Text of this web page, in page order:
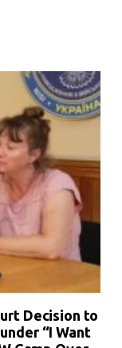
Decision to
“I Want